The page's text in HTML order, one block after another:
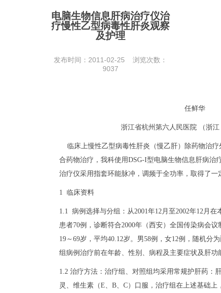
电脑生物信息肝病治疗仪治
疗慢性乙型病毒性肝炎观察
及护理
发布时间：2011-02-25 浏览次数：
9037
任鲜华
浙江省杭州第六人民医院 （浙
临床上慢性乙型病毒性肝炎（慢乙肝）除药物治
合药物治疗，我科使用DSG-I型电脑生物信息肝病治
治疗仪采用指套环能脉冲，调频于全功率，取得了一
1 临床资料
1.1 病例选择与分组：从2001年12月至2002年12月
患者70例，诊断符合2000年（西安）全国传染病会
19～69岁，平均40.12岁。男58例，女12例，随机分
组病例治疗前在年龄、性别、病程及主要症状及肝功
1.2 治疗方法：治疗组、对照组均采用常规护肝药：
灵、维生素（E、B、C）口服，治疗组在上述基础